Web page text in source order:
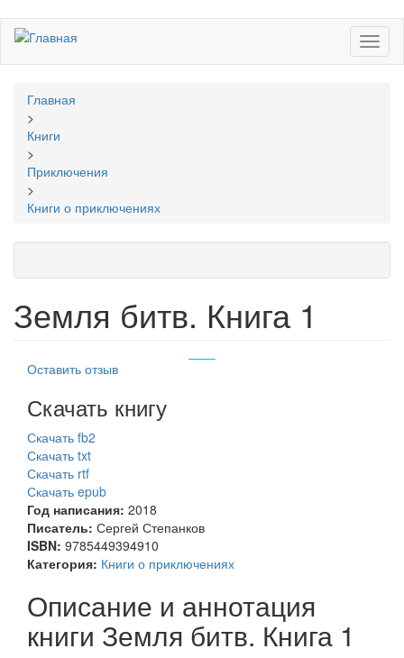
Перейти
основному
Вы
здесь
Главная
>
Книги
>
Приключения
>
Книги о приключениях
Земля битв. Книга 1
Оставить отзыв
Скачать книгу
Скачать fb2
Скачать txt
Скачать rtf
Скачать epub
Год написания: 2018
Писатель: Сергей Степанков
ISBN: 9785449394910
Категория: Книги о приключениях
Описание и аннотация
книги Земля битв. Книга 1